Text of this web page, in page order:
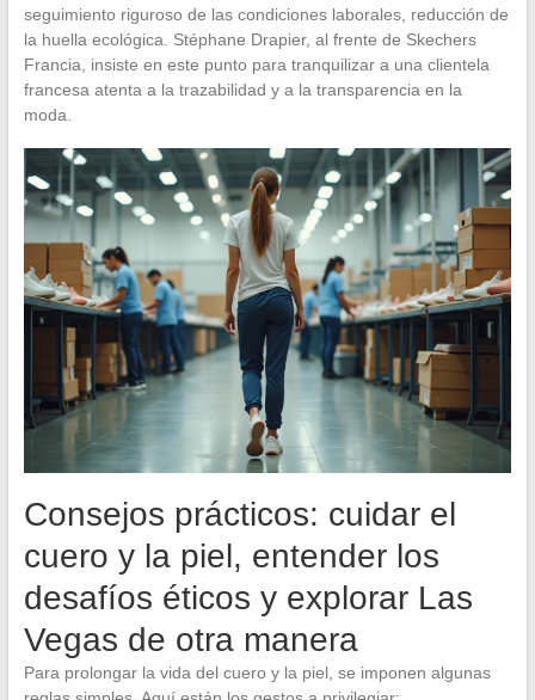
seguimiento riguroso de las condiciones laborales, reducción de
la huella ecológica. Stéphane Drapier, al frente de Skechers
Francia, insiste en este punto para tranquilizar a una clientela
francesa atenta a la trazabilidad y a la transparencia en la
moda.
Consejos prácticos: cuidar el
cuero y la piel, entender los
desafíos éticos y explorar Las
Vegas de otra manera
Para prolongar la vida del cuero y la piel, se imponen algunas